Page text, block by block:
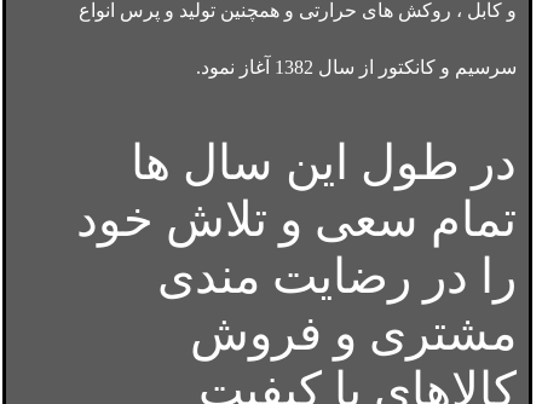
و کابل ، روکش های حرارتی و همچنین تولید و پرس انواع
سرسیم و کانکتور از سال 1382 آغاز نمود.
در طول این سال ها
تمام سعی و تلاش خود
را در رضایت مندی
مشتری و فروش
کالاهای با کیفیت